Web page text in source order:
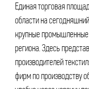
Единая торговая
области на
крупные промышленные
региона. Здесь
производителей
фирм по производству